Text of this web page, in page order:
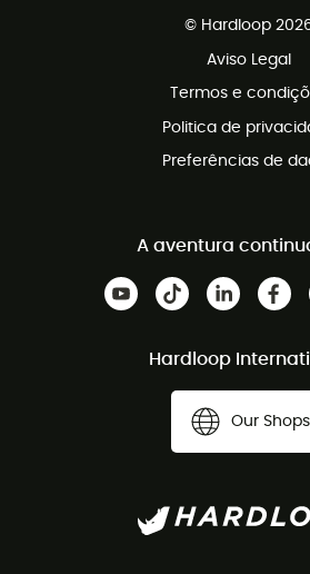
© Hardloop
Aviso Legal
Termos e
Politica de
Preferências de
A aventura
Hardloop
Our Shops